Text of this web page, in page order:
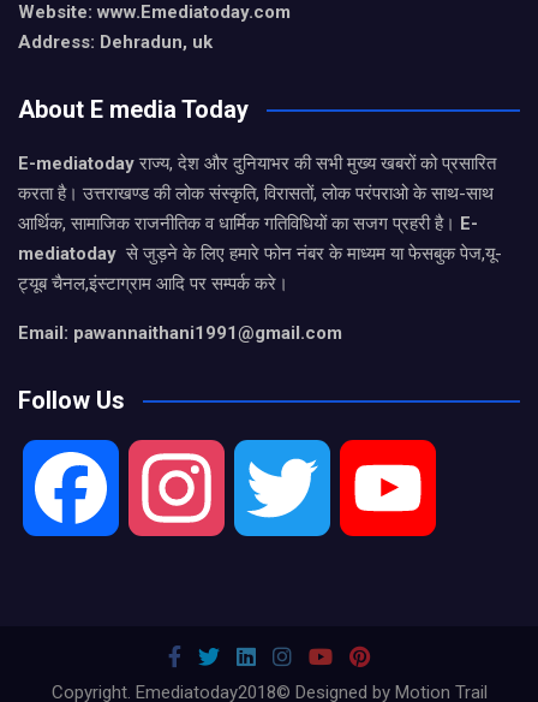
Website: www.Emediatoday.com
Address: Dehradun, uk
About E media Today
E-mediatodayराज्य, देश और दुनियाभर की सभी मुख्य खबरों को प्रसारित
करता है। उत्तराखण्ड की लोक संस्कृति, विरासतों, लोक परंपराओ के साथ-साथ
आर्थिक, सामाजिक राजनीतिक व धार्मिक गतिविधियों का सजग प्रहरी है। E-
mediatoday से जुड़ने के लिए हमारे फोन नंबर के माध्यम या फेसबुक पेज,यू-
ट्यूब चैनल,इंस्टाग्राम आदि पर सम्पर्क करे।
Email: pawannaithani1991@gmail.com
Follow Us
Copyright. Emediatoday2018© Designed by Motion Trail